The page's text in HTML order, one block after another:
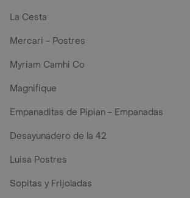
La Cesta
Mercari - Postres
Myriam Camhi Co
Magnifique
Empanaditas de Pipian - Empanadas
Desayunadero de la 42
Luisa Postres
Sopitas y Frijoladas